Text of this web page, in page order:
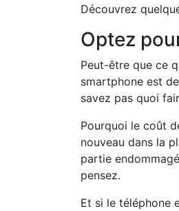
Découvrez
Optez
Peut-être que ce
smartphone est
savez pas quoi
Pourquoi le coût
nouveau dans la
partie
pensez.
Et si le téléphone